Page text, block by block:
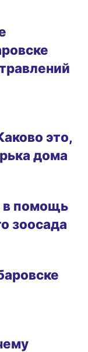
это,
дома
в помощь
зоосада